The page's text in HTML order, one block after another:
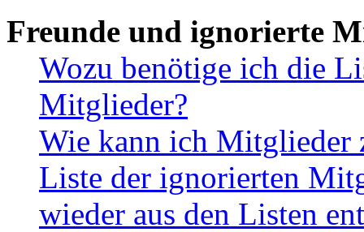
Freunde und ignorierte
Wozu benötige ich die
Mitglieder?
Wie kann ich Mitglieder
Liste der ignorierten
wieder aus den Listen